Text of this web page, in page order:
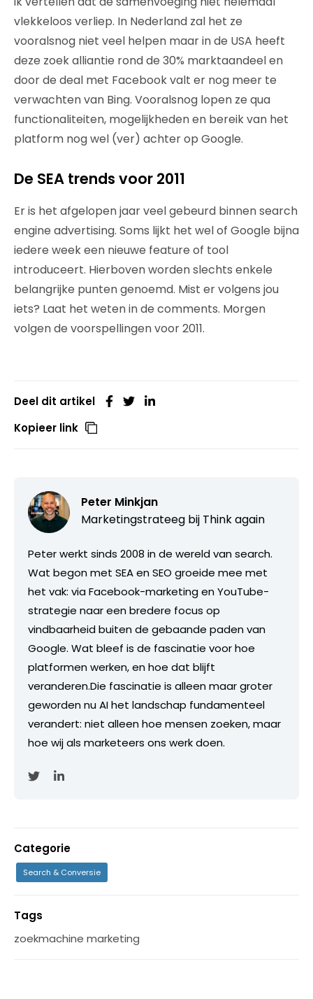
vlekkeloos verliep. In Nederland zal het ze
vooralsnog niet veel helpen maar in de USA heeft
deze zoek alliantie rond de 30% marktaandeel en
door de deal met Facebook valt er nog meer te
verwachten van Bing. Vooralsnog lopen ze qua
functionaliteiten, mogelijkheden en bereik van het
platform nog wel (ver) achter op Google.
De SEA trends voor 2011
Er is het afgelopen jaar veel gebeurd binnen search
engine advertising. Soms lijkt het wel of Google bijna
iedere week een nieuwe feature of tool
introduceert. Hierboven worden slechts enkele
belangrijke punten genoemd. Mist er volgens jou
iets? Laat het weten in de comments. Morgen
volgen de voorspellingen voor 2011.
Deel dit artikel
Kopieer link
Peter Minkjan
Marketingstrateeg bij Think again
Peter werkt sinds 2008 in de wereld van search.
Wat begon met SEA en SEO groeide mee met
het vak: via Facebook-marketing en YouTube-
strategie naar een bredere focus op
vindbaarheid buiten de gebaande paden van
Google. Wat bleef is de fascinatie voor hoe
platformen werken, en hoe dat blijft
veranderen.Die fascinatie is alleen maar groter
geworden nu AI het landschap fundamenteel
verandert: niet alleen hoe mensen zoeken, maar
hoe wij als marketeers ons werk doen.
Categorie
Search & Conversie
Tags
zoekmachine marketing